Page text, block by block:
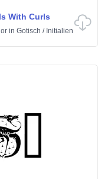
With Curls
in Gotisch / Initialien